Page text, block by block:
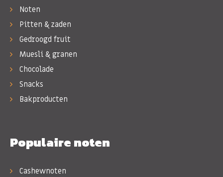
Noten
Pitten & zaden
Gedroogd fruit
Muesli & granen
Chocolade
Snacks
Bakproducten
Populaire noten
Cashewnoten